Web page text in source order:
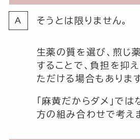
そうとは限りません。
生薬の質を選び、煎じ
することで、負担を抑
ただける場合もあります
「麻黄だからダメ」で
方の組み合わせで考え